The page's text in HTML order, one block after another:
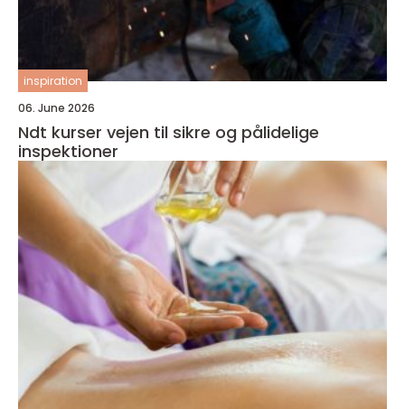
inspiration
06. June 2026
Ndt kurser vejen til sikre og pålidelige
inspektioner